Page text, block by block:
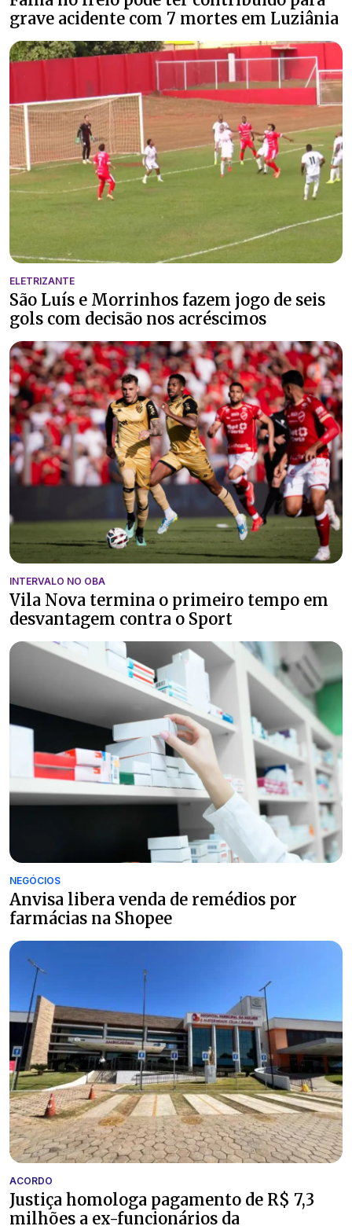
grave acidente com 7 mortes em Luziânia
ELETRIZANTE
São Luís e Morrinhos fazem jogo de seis
gols com decisão nos acréscimos
INTERVALO NO OBA
Vila Nova termina o primeiro tempo em
desvantagem contra o Sport
NEGÓCIOS
Anvisa libera venda de remédios por
farmácias na Shopee
ACORDO
Justiça homologa pagamento de R$ 7,3
milhões a ex-funcionários da